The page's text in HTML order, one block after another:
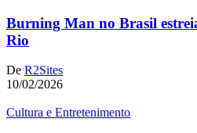
Burning Man no Brasil
Rio
De R2Sites
10/02/2026
Cultura e Entretenimento